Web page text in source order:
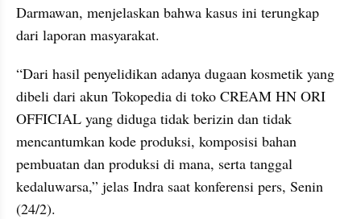
Darmawan, menjelaskan bahwa kasus ini terungkap
dari laporan masyarakat.
“Dari hasil penyelidikan adanya dugaan kosmetik yang
dibeli dari akun Tokopedia di toko CREAM HN ORI
OFFICIAL yang diduga tidak berizin dan tidak
mencantumkan kode produksi, komposisi bahan
pembuatan dan produksi di mana, serta tanggal
kedaluwarsa,” jelas Indra saat konferensi pers, Senin
(24/2).